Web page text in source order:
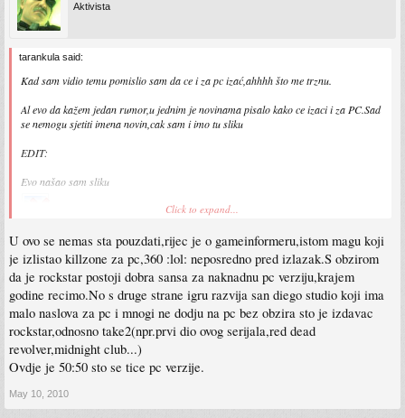
Aktivista
tarankula said:
Kad sam vidio temu pomislio sam da ce i za pc izać,ahhhh što me trznu.
Al evo da kažem jedan rumor,u jednim je novinama pisalo kako ce izaci i za PC.Sad
se nemogu sjetiti imena novin,cak sam i imo tu sliku
EDIT:
Evo našao sam sliku
Click to expand...
U ovo se nemas sta pouzdati,rijec je o gameinformeru,istom magu koji
je izlistao killzone za pc,360 :lol: neposredno pred izlazak.S obzirom
da je rockstar postoji dobra sansa za naknadnu pc verziju,krajem
godine recimo.No s druge strane igru razvija san diego studio koji ima
malo naslova za pc i mnogi ne dodju na pc bez obzira sto je izdavac
rockstar,odnosno take2(npr.prvi dio ovog serijala,red dead
revolver,midnight club...)
Ovdje je 50:50 sto se tice pc verzije.
May 10, 2010